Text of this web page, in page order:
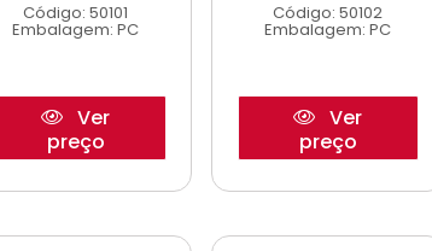
Código: 50101
Embalagem: PC
Ver
preço
Código: 50102
Embalagem: PC
Ver
preço